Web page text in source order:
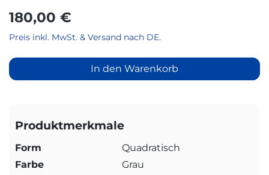
180,00 €
Preis inkl. MwSt. & Versand nach DE.
In den Warenkorb
Produktmerkmale
Form
Quadratisch
Farbe
Grau